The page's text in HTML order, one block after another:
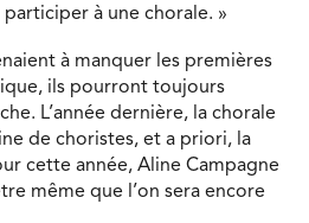
à une chorale. »
à manquer les premières
ils pourront toujours
L’année dernière, la chorale
de choristes, et a priori, la
cette année, Aline Campagne
même que l’on sera encore